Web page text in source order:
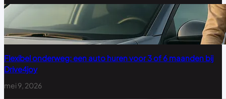
Flexibel onderweg: een auto huren voor 3 of 6 maanden bij
Drive4joy
mei 9, 2026